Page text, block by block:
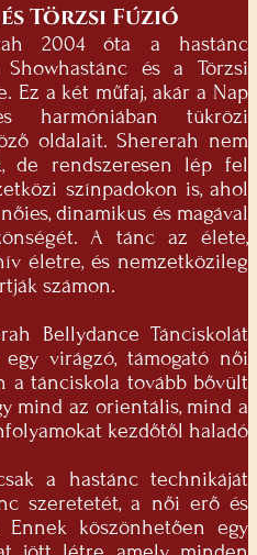
Törzsi Fúzió
2004 óta a hastánc
és a Törzsi
Ez a két műfaj, akár a Nap
harmóniában tükrözi
oldalait. Shererah nem
de rendszeresen lép fel
színpadokon is, ahol
dinamikus és magával
A tánc az élete,
életre, és nemzetközileg
számon.
Bellydance Tánciskolát
egy virágzó, támogató női
a tánciskola tovább bővült
mind az orientális, mind a
kezdőtől haladó
a hastánc technikáját
szeretetét, a női erő és
köszönhetően egy